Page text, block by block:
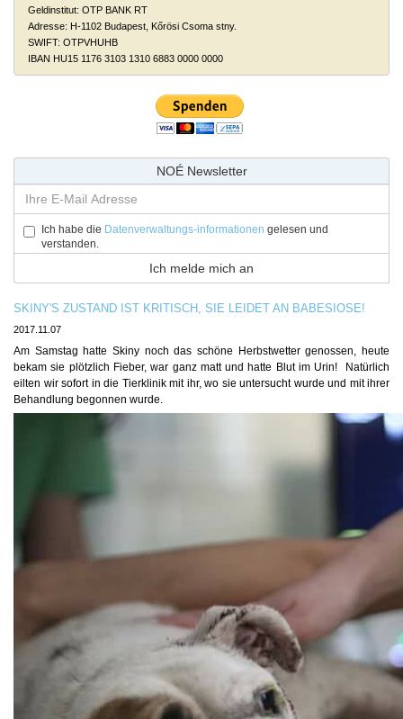
Geldinstitut: OTP BANK RT
Adresse: H-1102 Budapest, Kőrösi Csoma stny.
SWIFT: OTPVHUHB
IBAN HU15 1176 3103 1310 6883 0000 0000
NOÉ Newsletter
Ich habe die Datenverwaltungs-informationen gelesen und
verstanden.
SKINY'S ZUSTAND IST KRITISCH, SIE LEIDET AN BABESIOSE!
2017.11.07
Am Samstag hatte Skiny noch das schöne Herbstwetter genossen, heute
bekam sie plötzlich Fieber, war ganz matt und hatte Blut im Urin!
Natürlich
eilten wir sofort in die Tierklinik mit ihr, wo sie untersucht wurde und mit ihrer
Behandlung begonnen wurde.